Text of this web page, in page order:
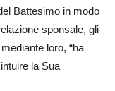
Battesimo in modo
sponsale, gli
loro, “ha
la Sua